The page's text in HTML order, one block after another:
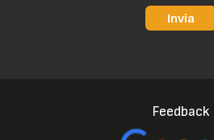
Invia
Feedback